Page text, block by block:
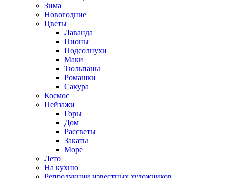
Зима
Новогодние
Цветы
Лаванда
Пионы
Подсолнухи
Маки
Тюльпаны
Ромашки
Сакура
Космос
Пейзажи
Горы
Дом
Рассветы
Закаты
Море
Лето
На кухню